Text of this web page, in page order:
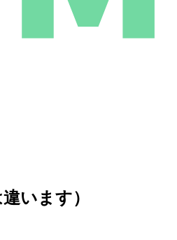
います）